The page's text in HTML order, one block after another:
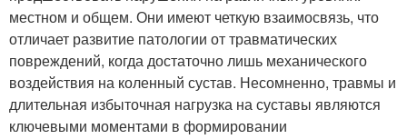
местном и общем. Они имеют четкую взаимосвязь, что
отличает развитие патологии от травматических
повреждений, когда достаточно лишь механического
воздействия на коленный сустав. Несомненно, травмы и
длительная избыточная нагрузка на суставы являются
ключевыми моментами в формировании